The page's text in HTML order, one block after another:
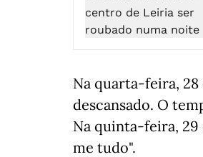
Na quarta-feira,
descansado. O
Na quinta-feira,
me tudo".